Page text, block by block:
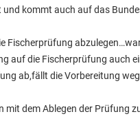
kommt auch auf das
Fischerprüfung
auf die Fischerprüfung auch
ab,fällt die Vorbereitung
mit dem Ablegen der Prüfung